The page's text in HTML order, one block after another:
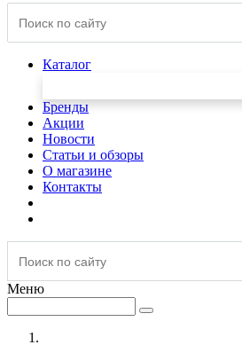
Каталог
Бренды
Акции
Новости
Статьи и обзоры
О магазине
Контакты
Меню